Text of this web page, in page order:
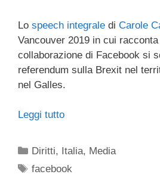
Lo speech integrale di Carole
Vancouver 2019 in cui
collaborazione di Facebook si
referendum sulla Brexit nel
nel Galles.
Leggi tutto
Categorie
Diritti, Italia, Media
Tag
facebook